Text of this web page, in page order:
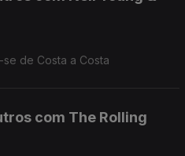
de Costa a Costa
com The Rolling